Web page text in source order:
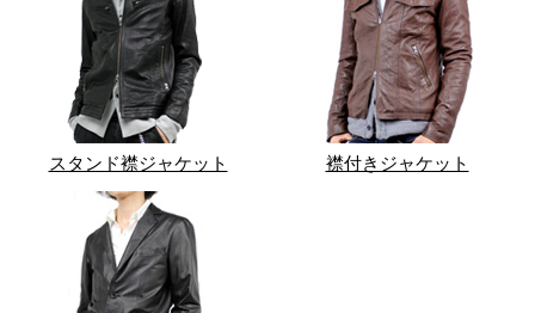
スタンド襟ジャケット 襟付きジャケット